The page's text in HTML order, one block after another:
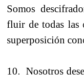
Somos
fluir de todas las
superposición
10. Nosotros